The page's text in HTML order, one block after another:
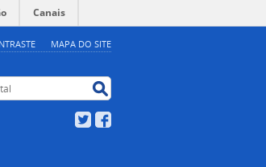
MAPA DO SITE
Canais
Twitter